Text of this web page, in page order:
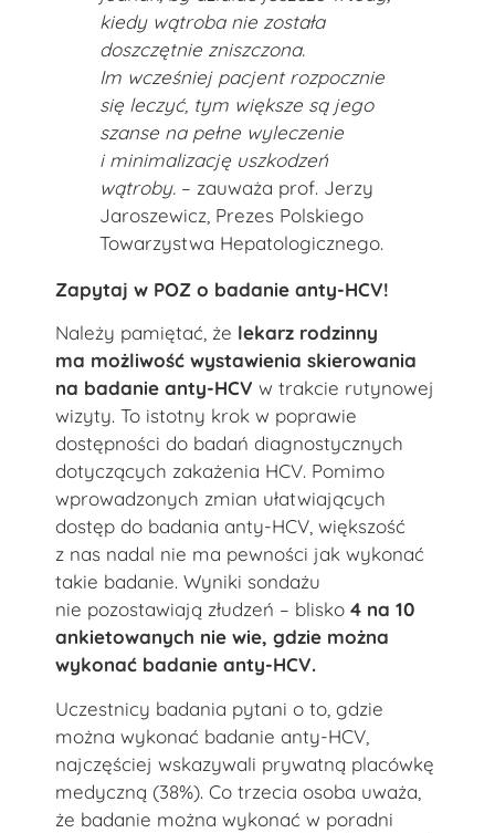
kiedy wątroba nie została
doszczętnie zniszczona.
Im wcześniej pacjent rozpocznie
się leczyć, tym większe są jego
szanse na pełne wyleczenie
i minimalizację uszkodzeń
wątroby. – zauważa prof. Jerzy
Jaroszewicz, Prezes Polskiego
Towarzystwa Hepatologicznego.
Zapytaj w POZ o badanie anty-HCV!
Należy pamiętać, że lekarz rodzinny
ma możliwość wystawienia skierowania
na badanie anty-HCV w trakcie rutynowej
wizyty. To istotny krok w poprawie
dostępności do badań diagnostycznych
dotyczących zakażenia HCV. Pomimo
wprowadzonych zmian ułatwiających
dostęp do badania anty-HCV, większość
z nas nadal nie ma pewności jak wykonać
takie badanie. Wyniki sondażu
nie pozostawiają złudzeń – blisko 4 na 10
ankietowanych nie wie, gdzie można
wykonać badanie anty-HCV.
Uczestnicy badania pytani o to, gdzie
można wykonać badanie anty-HCV,
najczęściej wskazywali prywatną placówkę
medyczną (38%). Co trzecia osoba uważa,
że badanie można wykonać w poradni